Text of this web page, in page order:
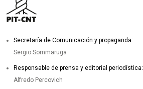
Secretaría de Comunicación y propaganda:
Sergio Sommaruga
Responsable de prensa y editorial periodística:
Alfredo Percovich